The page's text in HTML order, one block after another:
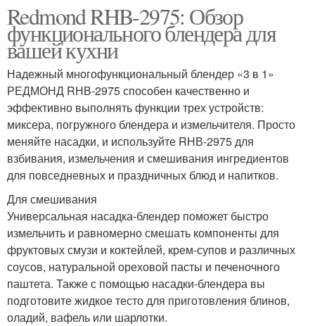
Redmond RHB-2975: Обзор
функционального блендера для
вашей кухни
Надежный многофункциональный блендер «3 в 1»
РЕДМОНД RНВ-2975 способен качественно и
эффективно выполнять функции трех устройств:
миксера, погружного блендера и измельчителя. Просто
меняйте насадки, и используйте RНВ-2975 для
взбивания, измельчения и смешивания ингредиентов
для повседневных и праздничных блюд и напитков.
Для смешивания
Универсальная насадка-блендер поможет быстро
измельчить и равномерно смешать компоненты для
фруктовых смузи и коктейлей, крем-супов и различных
соусов, натуральной ореховой пасты и печеночного
паштета. Также с помощью насадки-блендера вы
подготовите жидкое тесто для приготовления блинов,
оладий, вафель или шарлотки.